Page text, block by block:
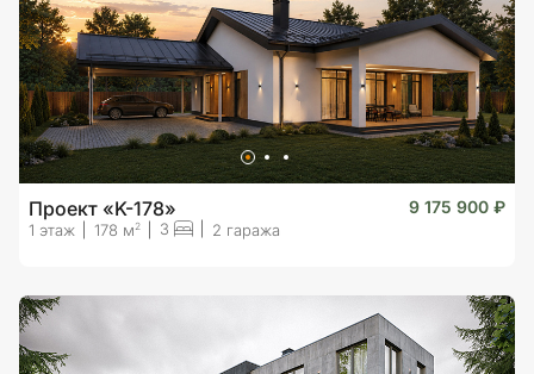
Проект «K-178» 9 175 900 ₽
1 этаж 178 м 2 3 2 гаража